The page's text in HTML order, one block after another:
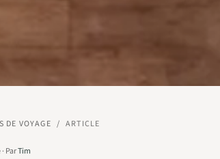
DE VOYAGE / ARTICLE
· ParTim